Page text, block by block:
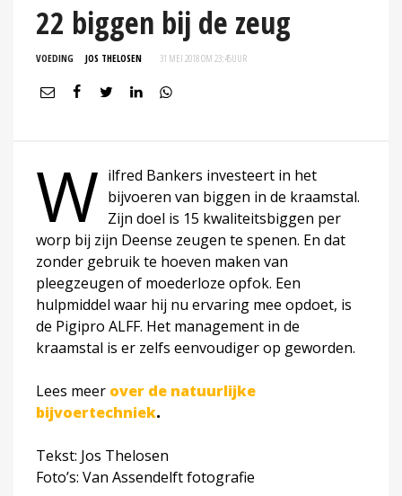
22 biggen bij de zeug
VOEDING JOS THELOSEN 31 MEI 2018 OM 23:45UUR
W ilfred Bankers investeert in het
bijvoeren van biggen in de kraamstal.
Zijn doel is 15 kwaliteitsbiggen per
worp bij zijn Deense zeugen te spenen. En dat
zonder gebruik te hoeven maken van
pleegzeugen of moederloze opfok. Een
hulpmiddel waar hij nu ervaring mee opdoet, is
de Pigipro ALFF. Het management in de
kraamstal is er zelfs eenvoudiger op geworden.
Lees meer over de natuurlijke
bijvoertechniek.
Tekst: Jos Thelosen
Foto’s: Van Assendelft fotografie